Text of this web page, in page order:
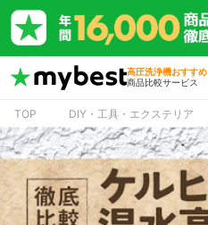
高圧洗浄機おすすめ
商品比較サービス
TOP DIY・工具・エクステリア